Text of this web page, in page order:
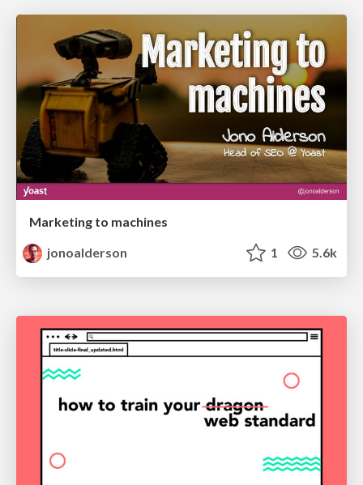
Marketing to machines
jonoalderson
1 5.6k